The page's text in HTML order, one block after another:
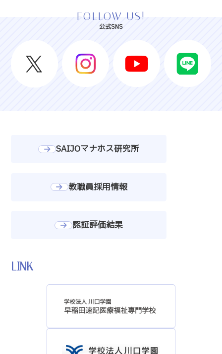
FOLLOW US!
公式SNS
SAIJOマナホス研究所
教職員採用情報
認証評価結果
LINK